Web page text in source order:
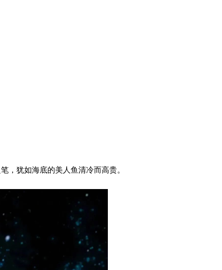
犹如海底的美人鱼清冷而高贵。